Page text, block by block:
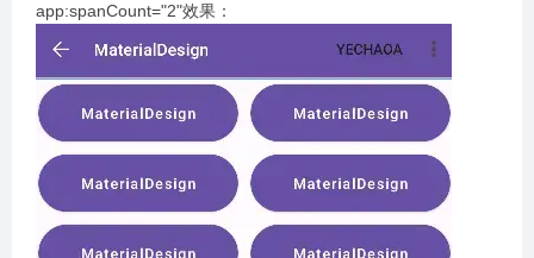
app:spanCount="2"效果：